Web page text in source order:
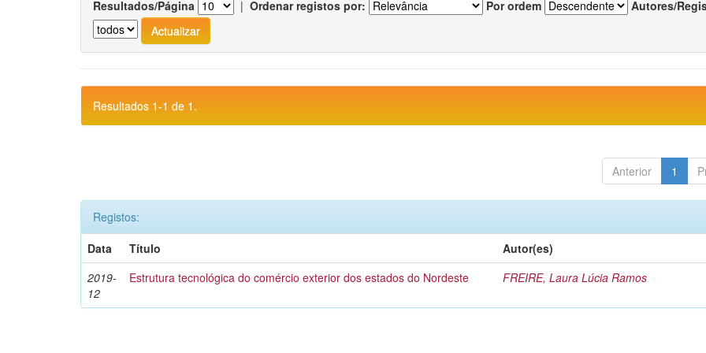
Resultados/Página | Ordenar registos por: Por ordem Autores/
Resultados 1-1 de 1.
Anterior 1
Registos:
Data
Título
Autor(es)
2019-
12
Estrutura tecnológica do comércio exterior dos estados do Nordeste FREIRE, Laura Lúcia Ramos